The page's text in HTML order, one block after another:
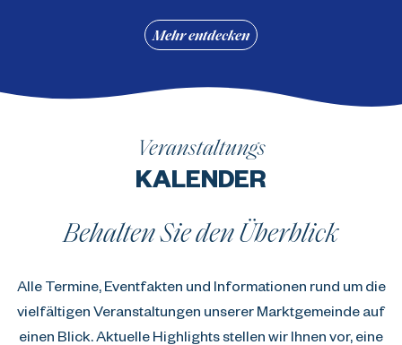
Mehr entdecken
Veranstaltungs
KALENDER
Behalten Sie den Überblick
Alle Termine, Eventfakten und Informationen rund um die
vielfältigen Veranstaltungen unserer Marktgemeinde auf
einen Blick. Aktuelle Highlights stellen wir Ihnen vor, eine